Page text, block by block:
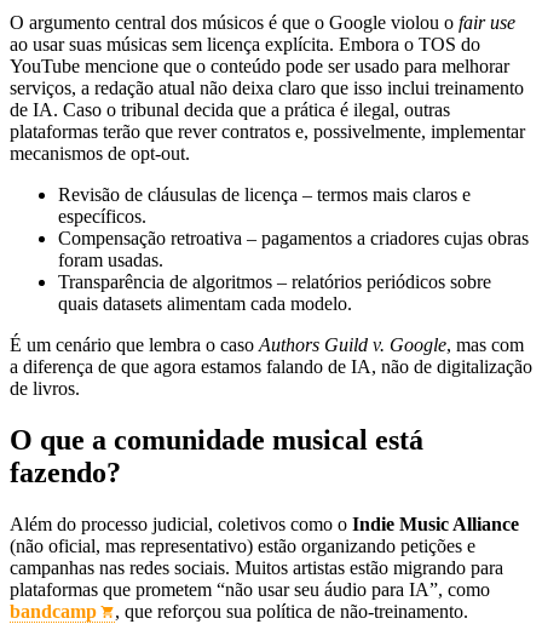
O argumento central dos músicos é que o Google violou o fair use
ao usar suas músicas sem licença explícita. Embora o TOS do
YouTube mencione que o conteúdo pode ser usado para melhorar
serviços, a redação atual não deixa claro que isso inclui treinamento
de IA. Caso o tribunal decida que a prática é ilegal, outras
plataformas terão que rever contratos e, possivelmente, implementar
mecanismos de opt‑out.
Revisão de cláusulas de licença – termos mais claros e
específicos.
Compensação retroativa – pagamentos a criadores cujas obras
foram usadas.
Transparência de algoritmos – relatórios periódicos sobre
quais datasets alimentam cada modelo.
É um cenário que lembra o casoAuthors Guild v. Google, mas com
a diferença de que agora estamos falando de IA, não de digitalização
de livros.
O que a comunidade musical está
fazendo?
Além do processo judicial, coletivos como o Indie Music Alliance
(não oficial, mas representativo) estão organizando petições e
campanhas nas redes sociais. Muitos artistas estão migrando para
plataformas que prometem “não usar seu áudio para IA”, como
bandcamp
, que reforçou sua política de não‑treinamento.